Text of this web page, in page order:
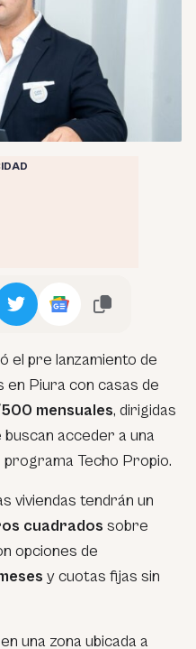
el pre lanzamiento de
en Piura con casas de
mensuales, dirigidas
acceder a una
Techo Propio.
viviendas tendrán un
cuadrados sobre
opciones de
y cuotas fijas sin
una zona ubicada a